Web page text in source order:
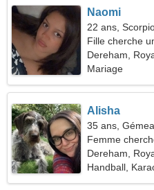
Naomi
22 ans,
Fille cherche
Dereham,
Mariage
Alisha
35 ans,
Femme
Dereham,
Handball,